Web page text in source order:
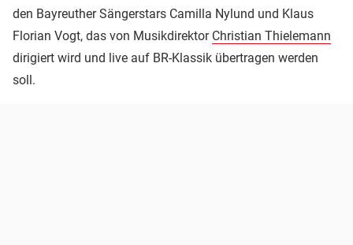
den Bayreuther Sängerstars Camilla Nylund und Klaus
Florian Vogt, das von Musikdirektor Christian Thielemann
dirigiert wird und live auf BR-Klassik übertragen werden
soll.